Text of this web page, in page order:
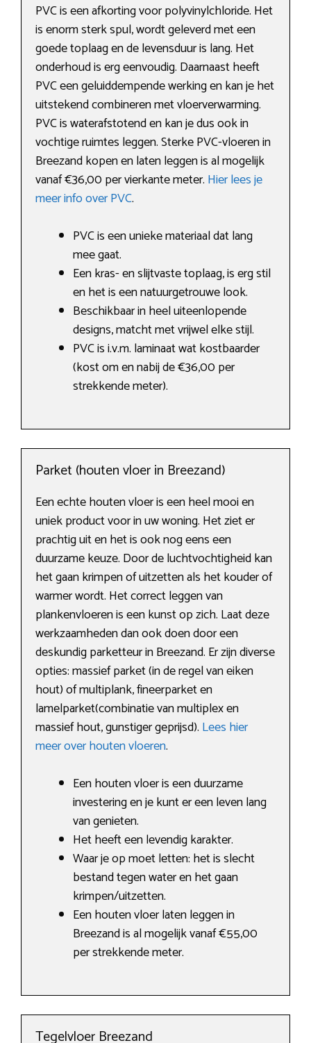
PVC is een afkorting voor polyvinylchloride. Het
is enorm sterk spul, wordt geleverd met een
goede toplaag en de levensduur is lang. Het
onderhoud is erg eenvoudig. Daarnaast heeft
PVC een geluiddempende werking en kan je het
uitstekend combineren met vloerverwarming.
PVC is waterafstotend en kan je dus ook in
vochtige ruimtes leggen. Sterke PVC-vloeren in
Breezand kopen en laten leggen is al mogelijk
vanaf €36,00 per vierkante meter. Hier lees je
meer info over PVC.
PVC is een unieke materiaal dat lang
mee gaat.
Een kras- en slijtvaste toplaag, is erg stil
en het is een natuurgetrouwe look.
Beschikbaar in heel uiteenlopende
designs, matcht met vrijwel elke stijl.
PVC is i.v.m. laminaat wat kostbaarder
(kost om en nabij de €36,00 per
strekkende meter).
Parket (houten vloer in Breezand)
Een echte houten vloer is een heel mooi en
uniek product voor in uw woning. Het ziet er
prachtig uit en het is ook nog eens een
duurzame keuze. Door de luchtvochtigheid kan
het gaan krimpen of uitzetten als het kouder of
warmer wordt. Het correct leggen van
plankenvloeren is een kunst op zich. Laat deze
werkzaamheden dan ook doen door een
deskundig parketteur in Breezand. Er zijn diverse
opties: massief parket (in de regel van eiken
hout) of multiplank, fineerparket en
lamelparket(combinatie van multiplex en
massief hout, gunstiger geprijsd). Lees hier
meer over houten vloeren.
Een houten vloer is een duurzame
investering en je kunt er een leven lang
van genieten.
Het heeft een levendig karakter.
Waar je op moet letten: het is slecht
bestand tegen water en het gaan
krimpen/uitzetten.
Een houten vloer laten leggen in
Breezand is al mogelijk vanaf €55,00
per strekkende meter.
Tegelvloer Breezand